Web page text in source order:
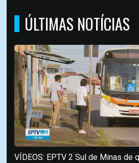
ÚLTIMAS NOTÍCIAS
VÍDEOS: EPTV 2 Sul de Minas de